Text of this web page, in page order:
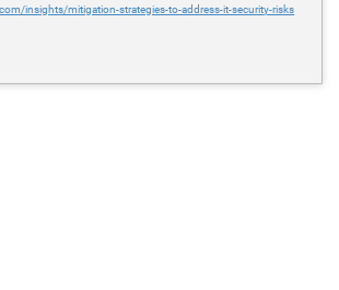
insights/mitigation-strategies-to-address-it-security-risks